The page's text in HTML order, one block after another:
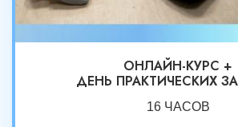
ОНЛАЙН-КУРС +
ДЕНЬ ПРАКТИЧЕСКИХ
16 ЧАСОВ